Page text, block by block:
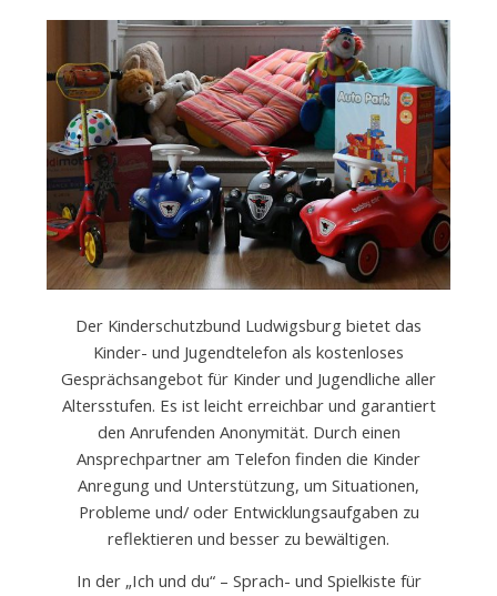
Der Kinderschutzbund Ludwigsburg bietet das
Kinder- und Jugendtelefon als kostenloses
Gesprächsangebot für Kinder und Jugendliche aller
Altersstufen. Es ist leicht erreichbar und garantiert
den Anrufenden Anonymität. Durch einen
Ansprechpartner am Telefon finden die Kinder
Anregung und Unterstützung, um Situationen,
Probleme und/ oder Entwicklungsaufgaben zu
reflektieren und besser zu bewältigen.
In der „Ich und du“ – Sprach- und Spielkiste für